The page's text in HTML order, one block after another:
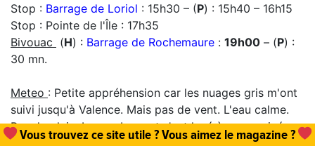
Stop : Barrage de Loriol : 15h30 – (P) : 15h40 – 16h15
Stop : Pointe de l'Île : 17h35
Bivouac (H) : Barrage de Rochemaure : 19h00 – (P) :
30 mn.
Meteo : Petite appréhension car les nuages gris m'ont
suivi jusqu'à Valence. Mais pas de vent. L'eau calme.
Pas de pluie. Impec. Le vent s'est levé à mon arrivée
Vous trouvez ce site utile ? Vous aimez le magazine ?